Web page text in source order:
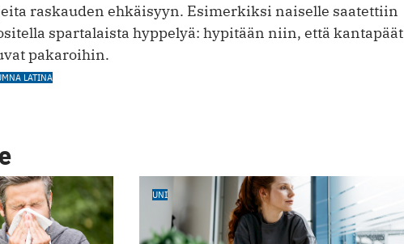
raskauden ehkäisyyn. Esimerkiksi naiselle saatettiin
spartalaista hyppelyä: hypitään niin, että kantapäät
pakaroihin.
LATINA
UNI